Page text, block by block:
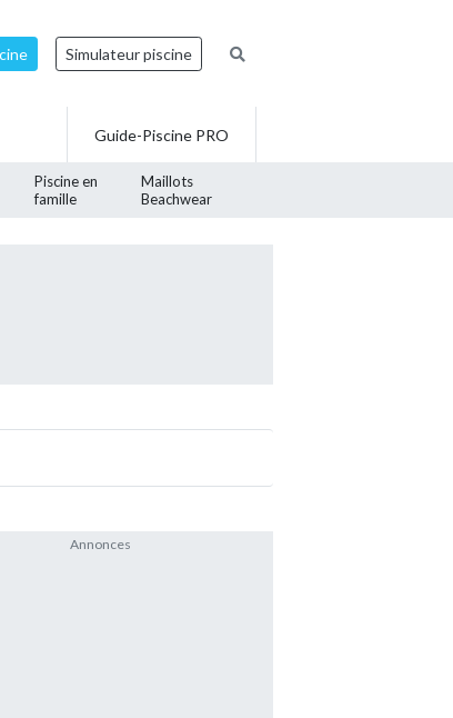
Simulateur piscine
Piscine en
famille
Maillots
Beachwear
Guide-Piscine PRO